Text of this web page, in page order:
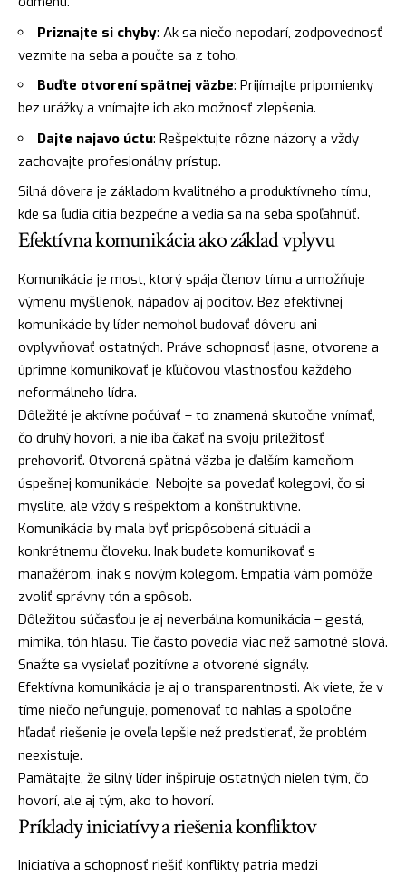
Priznajte si chyby: Ak sa niečo nepodarí, zodpovednosť
vezmite na seba a poučte sa z toho.
Buďte otvorení spätnej väzbe: Prijímajte pripomienky
bez urážky a vnímajte ich ako možnosť zlepšenia.
Dajte najavo úctu: Rešpektujte rôzne názory a vždy
zachovajte profesionálny prístup.
Silná dôvera je základom kvalitného a produktívneho tímu,
kde sa ľudia cítia bezpečne a vedia sa na seba spoľahnúť.
Efektívna komunikácia ako základ vplyvu
Komunikácia je most, ktorý spája členov tímu a umožňuje
výmenu myšlienok, nápadov aj pocitov. Bez efektívnej
komunikácie by líder nemohol budovať dôveru ani
ovplyvňovať ostatných. Práve schopnosť jasne, otvorene a
úprimne komunikovať je kľúčovou vlastnosťou každého
neformálneho lídra.
Dôležité je aktívne počúvať – to znamená skutočne vnímať,
čo druhý hovorí, a nie iba čakať na svoju príležitosť
prehovoriť. Otvorená spätná väzba je ďalším kameňom
úspešnej komunikácie. Nebojte sa povedať kolegovi, čo si
myslíte, ale vždy s rešpektom a konštruktívne.
Komunikácia by mala byť prispôsobená situácii a
konkrétnemu človeku. Inak budete komunikovať s
manažérom, inak s novým kolegom. Empatia vám pomôže
zvoliť správny tón a spôsob.
Dôležitou súčasťou je aj neverbálna komunikácia – gestá,
mimika, tón hlasu. Tie často povedia viac než samotné slová.
Snažte sa vysielať pozitívne a otvorené signály.
Efektívna komunikácia je aj o transparentnosti. Ak viete, že v
tíme niečo nefunguje, pomenovať to nahlas a spoločne
hľadať riešenie je oveľa lepšie než predstierať, že problém
neexistuje.
Pamätajte, že silný líder inšpiruje ostatných nielen tým, čo
hovorí, ale aj tým, ako to hovorí.
Príklady iniciatívy a riešenia konfliktov
Iniciatíva a schopnosť riešiť konflikty patria medzi